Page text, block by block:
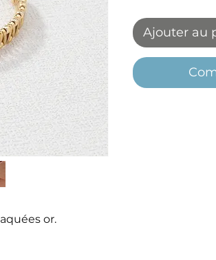
or.
Ajouter au